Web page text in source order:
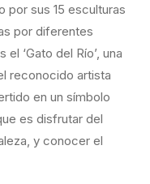
por sus 15 esculturas
por diferentes
‘Gato del Río’, una
reconocido artista
en un símbolo
es disfrutar del
y conocer el